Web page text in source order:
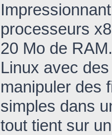
processeurs
20 Mo de
Linux avec
manipuler des
simples dans
tout tient sur